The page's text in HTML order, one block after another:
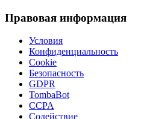
Правовая информация
Условия
Конфиденциальность
Cookie
Безопасность
GDPR
TombaBot
CCPA
Содействие